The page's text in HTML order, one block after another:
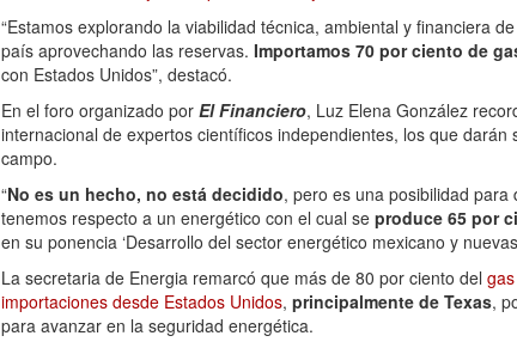
“Estamos explorando la viabilidad técnica, ambiental y financiera
país aprovechando las reservas. Importamos 70 por ciento de
con Estados Unidos”, destacó.
En el foro organizado por El Financiero, Luz Elena González
internacional de expertos científicos independientes, los que
campo.
“No es un hecho, no está decidido, pero es una posibilidad
tenemos respecto a un energético con el cual se produce 65 por
en su ponencia ‘Desarrollo del sector energético mexicano y
La secretaria de Energia remarcó que más de 80 por ciento del
importaciones desde Estados Unidos, principalmente de Texas,
para avanzar en la seguridad energética.